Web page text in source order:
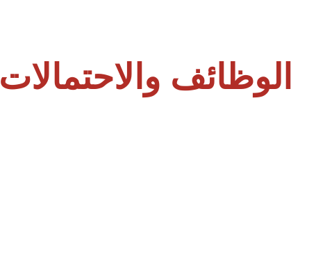
الوظائف والاحتمالات